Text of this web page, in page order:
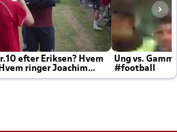
efter Eriksen? Hvem
ringer Joachim
Ung vs.
#football